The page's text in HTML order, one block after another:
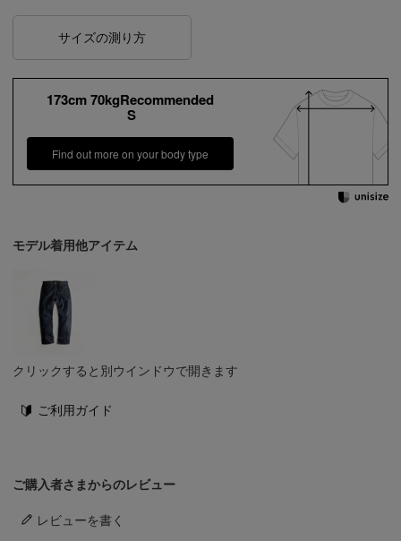
サイズの測り方
173cm 70kgRecommended
S
Find out more on your body type
モデル着用他アイテム
クリックすると別ウインドウで開きます
ご利用ガイド
ご購入者さまからのレビュー
レビューを書く